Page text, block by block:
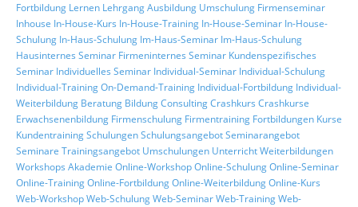
Fortbildung Lernen LehrgangAusbildung Umschulung Firmenseminar
Inhouse In-House-Kurs In-House-Training In-House-Seminar In-House-
Schulung In-Haus-Schulung Im-Haus-Seminar Im-Haus-Schulung
Hausinternes Seminar Firmeninternes Seminar Kundenspezifisches
Seminar Individuelles Seminar Individual-Seminar Individual-Schulung
Individual-TrainingOn-Demand-Training Individual-Fortbildung Individual-
Weiterbildung Beratung BildungConsultingCrashkurs Crashkurse
Erwachsenenbildung Firmenschulung Firmentraining Fortbildungen Kurse
KundentrainingSchulungenSchulungsangebotSeminarangebot
Seminare Trainingsangebot Umschulungen UnterrichtWeiterbildungen
Workshops Akademie Online-WorkshopOnline-SchulungOnline-Seminar
Online-TrainingOnline-FortbildungOnline-WeiterbildungOnline-Kurs
Web-WorkshopWeb-SchulungWeb-SeminarWeb-TrainingWeb-